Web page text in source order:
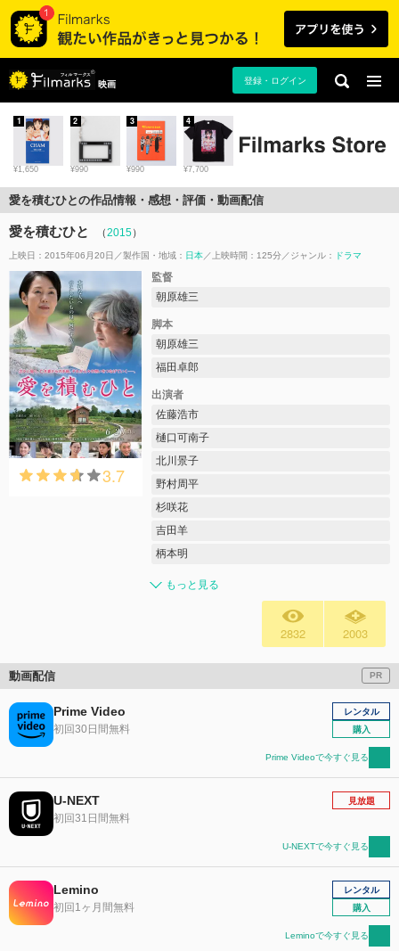
映画 登録・ログイン
¥1,650
1
¥990
2
¥990
3
¥7,700
4
愛を積むひとの作品情報・感想・評価・動画配信
愛を積むひと （2015）
上映日：2015年06月20日 製作国・地域： 日本 上映時間：125分 ジャンル： ドラマ
3.7
監督
朝原雄三
脚本
朝原雄三
福田卓郎
出演者
佐藤浩市
樋口可南子
北川景子
野村周平
杉咲花
吉田羊
柄本明
もっと見る
2832 2003
動画配信 PR
Prime Video
初回30日間無料
レンタル
購入
Prime Videoで今すぐ見る
U-NEXT
初回31日間無料
見放題
U-NEXTで今すぐ見る
Lemino
初回1ヶ月間無料
レンタル
購入
Leminoで今すぐ見る